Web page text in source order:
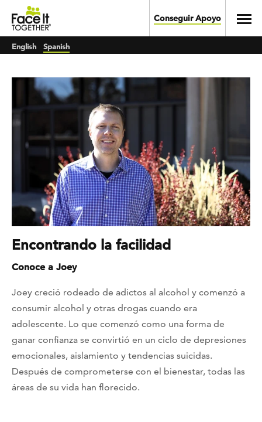
Skip to main content
Conseguir Apoyo
English Spanish
Encontrando la facilidad
Conoce a Joey
Joey creció rodeado de adictos al alcohol y comenzó a
consumir alcohol y otras drogas cuando era
adolescente. Lo que comenzó como una forma de
ganar confianza se convirtió en un ciclo de depresiones
emocionales, aislamiento y tendencias suicidas.
Después de comprometerse con el bienestar, todas las
áreas de su vida han florecido.